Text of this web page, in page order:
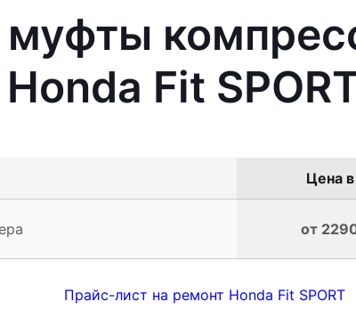
Fit
Цена
от
Прайс-лист на ремонт Honda Fit SPORT